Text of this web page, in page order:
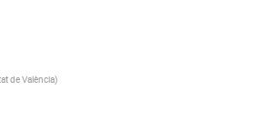
de València)